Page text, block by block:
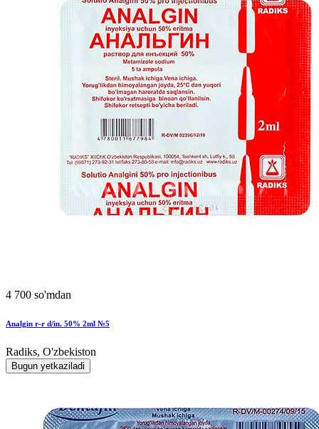
4 700 so'mdan
Analgin r-r d/in. 50% 2ml №5
Radiks, O'zbekiston
Bugun yetkaziladi